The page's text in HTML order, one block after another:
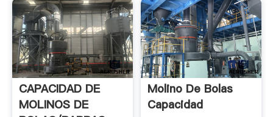
CAPACIDAD DE
MOLINOS DE
Molino De Bolas
Capacidad